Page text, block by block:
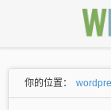
你的位置：